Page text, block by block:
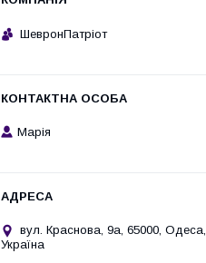
ШевронПатріот
Марія
вул. Краснова, 9а, 65000, Одеса,
Україна